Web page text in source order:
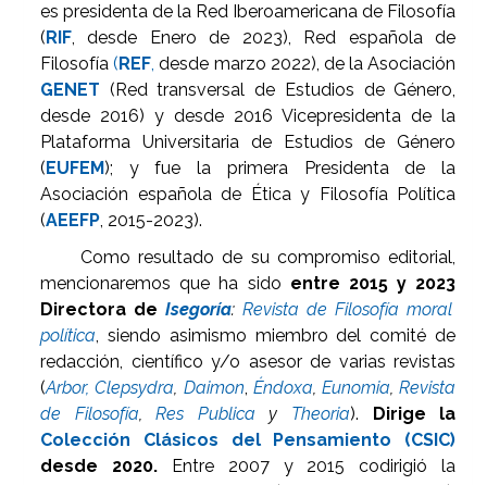
es presidenta de la Red Iberoamericana de Filosofía
( RIF, desde Enero de 2023), Red española de
Filosofía( REF, desde marzo 2022), de la Asociación
GENET (Red transversal de Estudios de Género,
desde 2016) y desde 2016 Vicepresidenta de la
Plataforma Universitaria de Estudios de Género
( EUFEM ); y fue la primera Presidenta de la
Asociación española de Ética y Filosofía Política
(AEEFP, 2015-2023).
Como resultado de su compromiso editorial,
mencionaremos que ha sido entre 2015 y 2023
Directora deIsegoría:Revista de Filosofía moral
política, siendo asimismo miembro del comité de
redacción, científico y/o asesor de varias revistas
(Arbor, Clepsydra, Daimon, Éndoxa,Eunomia, Revista
de Filosofía,Res Publica y Theoria).
Dirige la
Colección Clásicos del Pensamiento (CSIC)
desde 2020.Entre 2007 y 2015 codirigió la